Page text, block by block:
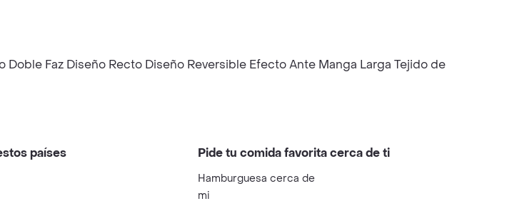
Faz Diseño Recto Diseño Reversible Efecto Ante Manga Larga Tejido de
países Pide tu comida favorita cerca de ti
Hamburguesa cerca de
mi